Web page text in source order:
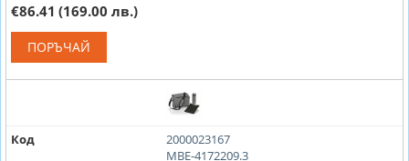
€86.41 (169.00 лв.)
ПОРЪЧАЙ
Код
2000023167
MBE-4172209.3